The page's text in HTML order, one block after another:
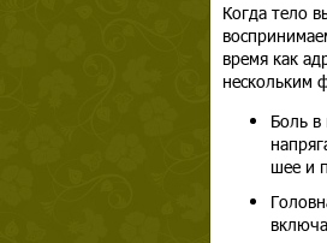
Когда тело
время как
нескольким
Боль в
шее и